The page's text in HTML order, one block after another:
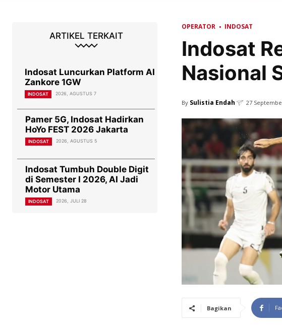
ARTIKEL TERKAIT
Indosat Luncurkan Platform AI
Zankore 1GW
INDOSAT 2026, AGUSTUS 7
Pamer 5G, Indosat Hadirkan
HoYo FEST 2026 Jakarta
INDOSAT 2026, AGUSTUS 5
Indosat Tumbuh Double Digit
di Semester I 2026, AI Jadi
Motor Utama
INDOSAT 2026, JULI 28
OPERATOR INDOSAT
Indosat
Nasional
By Sulistia Endah 27
Bagikan